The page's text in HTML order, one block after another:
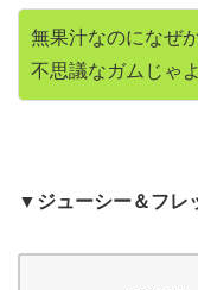
無果汁なのになぜ
不思議なガムじゃよ
▼ジューシー＆フレ